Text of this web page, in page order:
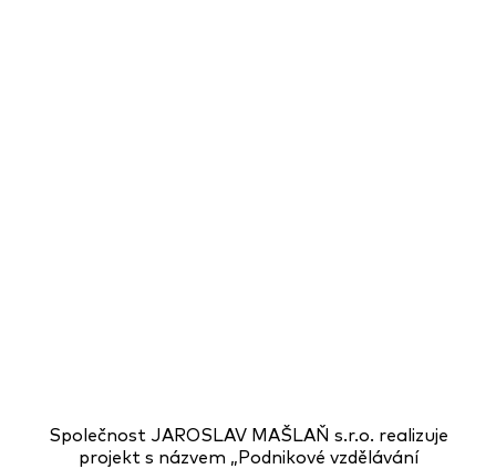
Společnost JAROSLAV MAŠLAŇ s.r.o. realizuje
projekt s názvem „Podnikové vzdělávání